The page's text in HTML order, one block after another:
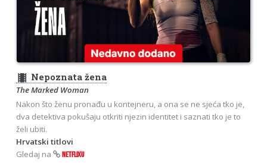
theaters Nepoznata žena
The Marked Woman
Nakon što ženu pronađu u kontejneru, a ona se ne sjeća tko je,
dva detektiva pokušaju otkriti njezin identitet i saznati tko je to
želi ubiti.
Hrvatski titlovi
Gledaj na
NETFLIXU